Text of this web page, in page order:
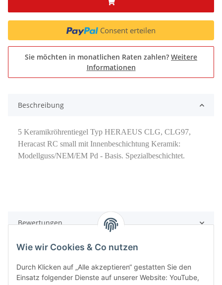
Consent erteilen
Sie möchten in monatlichen Raten zahlen? Weitere
Informationen
Beschreibung
5 Keramikröhrentiegel Typ HERAEUS CLG, CLG97,
Heracast RC small mit Innenbeschichtung Keramik:
Modellguss/NEM/EM Pd - Basis. Spezialbeschichtet.
Bewertungen
Wie wir Cookies & Co nutzen
Durch Klicken auf „Alle akzeptieren“ gestatten Sie den
Einsatz folgender Dienste auf unserer Website: YouTube,